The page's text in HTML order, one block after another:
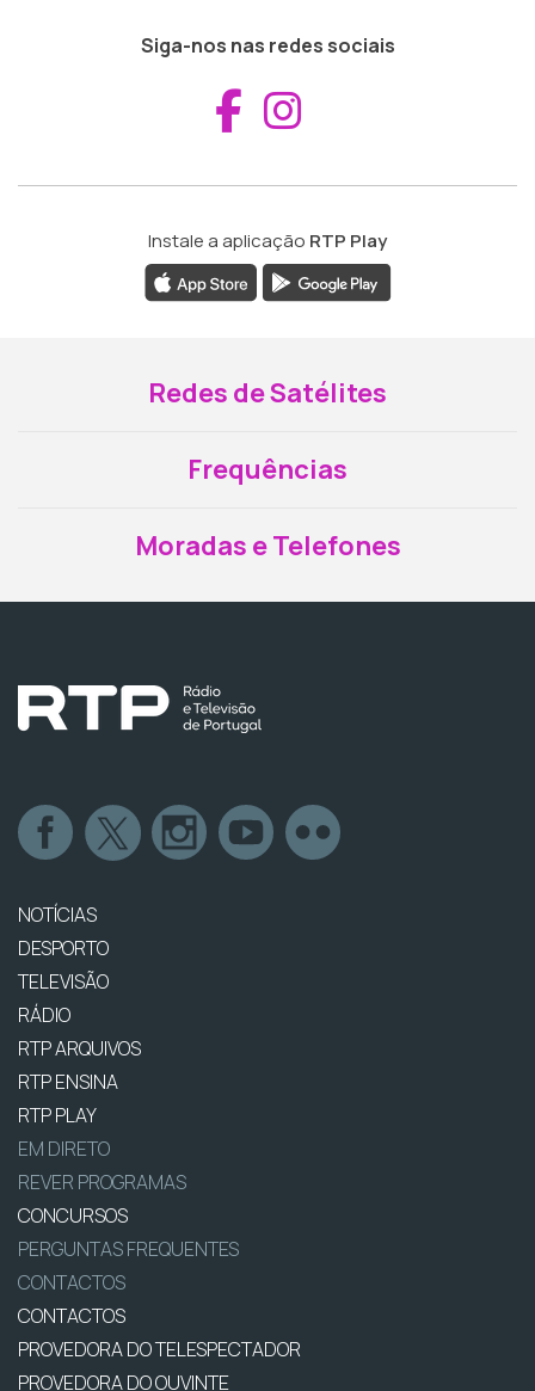
Siga-nos nas redes sociais
Aceder ao
Instale a aplicação RTP Play
Redes de Satélites
Frequências
Moradas e Telefones
NOTÍCIAS
DESPORTO
TELEVISÃO
RÁDIO
RTP ARQUIVOS
RTP ENSINA
RTP PLAY
EM DIRETO
REVER PROGRAMAS
CONCURSOS
PERGUNTAS FREQUENTES
CONTACTOS
CONTACTOS
PROVEDORA DO TELESPECTADOR
PROVEDORA DO OUVINTE